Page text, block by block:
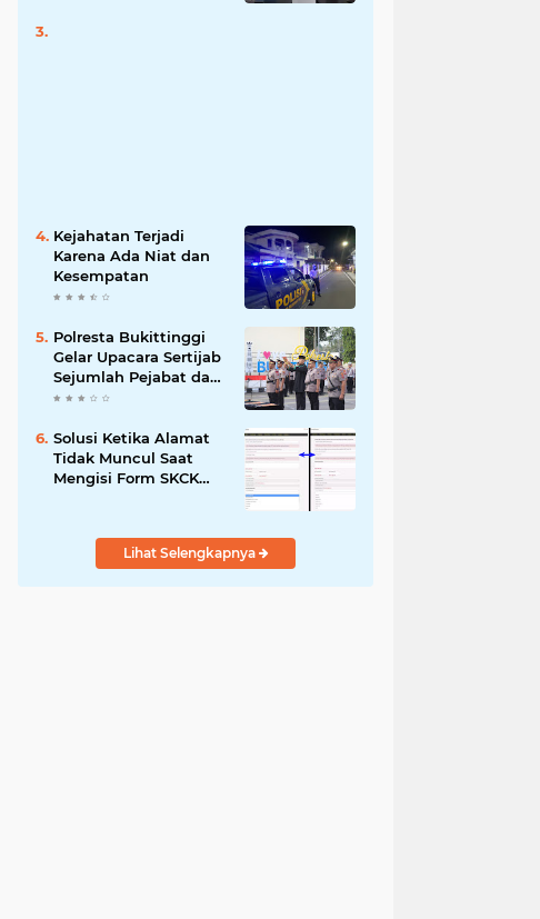
Kejahatan Terjadi
Karena Ada Niat dan
Kesempatan
Polresta Bukittinggi
Gelar Upacara Sertijab
Sejumlah Pejabat dan
laporan Kenaikan
Solusi Ketika Alamat
Tidak Muncul Saat
Mengisi Form SKCK
Lihat Selengkapnya